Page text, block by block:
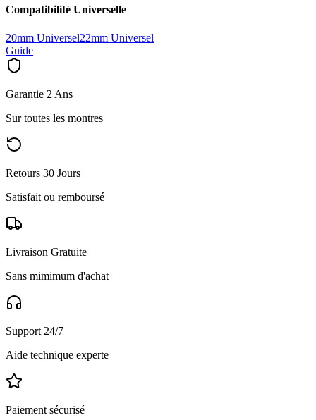
Compatibilité Universelle
20mm Universel22mm Universel
Guide
Garantie 2 Ans
Sur toutes les montres
Retours 30 Jours
Satisfait ou remboursé
Livraison Gratuite
Sans mimimum d'achat
Support 24/7
Aide technique experte
Paiement sécurisé